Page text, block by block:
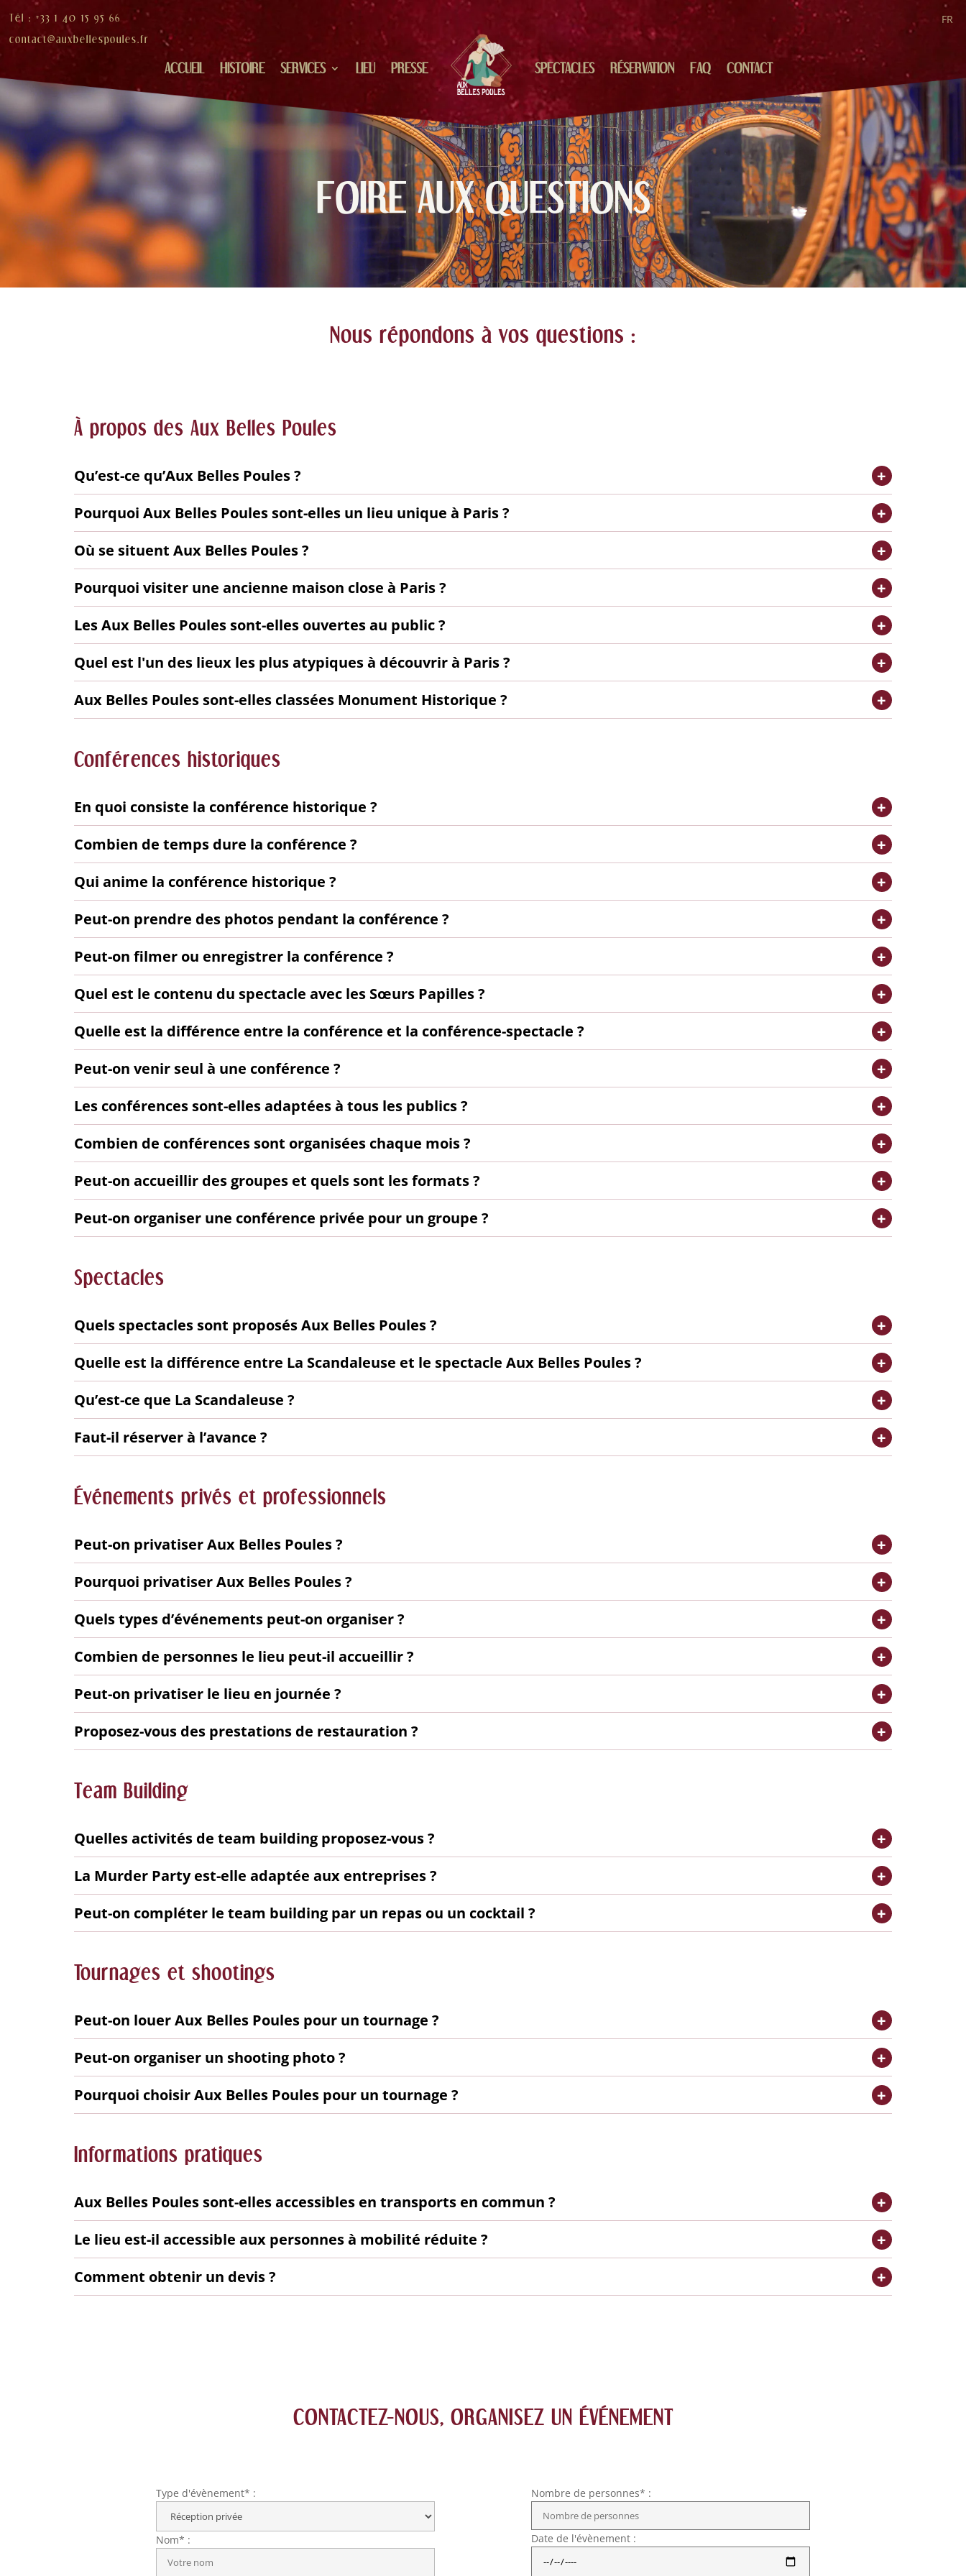
Tél : +33 1 40 15 95 66
contact@auxbellespoules.fr
FR
ACCUEIL HISTOIRE SERVICES LIEU PRESSE SPECTACLES RÉSERVATION FAQ CONTACT
FOIRE AUX QUESTIONS
Nous répondons à vos questions :
À propos des Aux Belles Poules
Qu’est-ce qu’Aux Belles Poules ?
Pourquoi Aux Belles Poules sont-elles un lieu unique à Paris ?
Où se situent Aux Belles Poules ?
Pourquoi visiter une ancienne maison close à Paris ?
Les Aux Belles Poules sont-elles ouvertes au public ?
Quel est l'un des lieux les plus atypiques à découvrir à Paris ?
Aux Belles Poules sont-elles classées Monument Historique ?
Conférences historiques
En quoi consiste la conférence historique ?
Combien de temps dure la conférence ?
Qui anime la conférence historique ?
Peut-on prendre des photos pendant la conférence ?
Peut-on filmer ou enregistrer la conférence ?
Quel est le contenu du spectacle avec les Sœurs Papilles ?
Quelle est la différence entre la conférence et la conférence-spectacle ?
Peut-on venir seul à une conférence ?
Les conférences sont-elles adaptées à tous les publics ?
Combien de conférences sont organisées chaque mois ?
Peut-on accueillir des groupes et quels sont les formats ?
Peut-on organiser une conférence privée pour un groupe ?
Spectacles
Quels spectacles sont proposés Aux Belles Poules ?
Quelle est la différence entre La Scandaleuse et le spectacle Aux Belles Poules ?
Qu’est-ce que La Scandaleuse ?
Faut-il réserver à l’avance ?
Événements privés et professionnels
Peut-on privatiser Aux Belles Poules ?
Pourquoi privatiser Aux Belles Poules ?
Quels types d’événements peut-on organiser ?
Combien de personnes le lieu peut-il accueillir ?
Peut-on privatiser le lieu en journée ?
Proposez-vous des prestations de restauration ?
Team Building
Quelles activités de team building proposez-vous ?
La Murder Party est-elle adaptée aux entreprises ?
Peut-on compléter le team building par un repas ou un cocktail ?
Tournages et shootings
Peut-on louer Aux Belles Poules pour un tournage ?
Peut-on organiser un shooting photo ?
Pourquoi choisir Aux Belles Poules pour un tournage ?
Informations pratiques
Aux Belles Poules sont-elles accessibles en transports en commun ?
Le lieu est-il accessible aux personnes à mobilité réduite ?
Comment obtenir un devis ?
CONTACTEZ-NOUS, ORGANISEZ UN ÉVÉNEMENT
Type d'évènement* :
Nom* :
Nombre de personnes* :
Date de l'évènement :